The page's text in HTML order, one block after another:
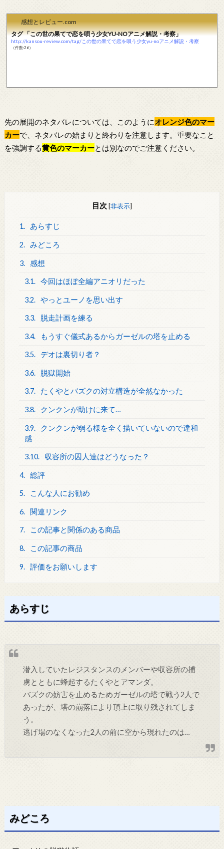
感想とレビュー.com
タグ 「この世の果てで恋を唄う少女YU-NOアニメ解説・考察」
http://kansou-review.com/tag/この世の果てで恋を唄う少女yu-noアニメ解説・考察
（件数:26）
先の展開のネタバレについては、このようにオレンジ色のマー
カーで、ネタバレの始まりと終わりを注意します。重要なこと
を強調する黄色のマーカーとは別なのでご注意ください。
目次 [非表示]
1. あらすじ
2. みどころ
3. 感想
3.1. 今回はほぼ全編アニオリだった
3.2. やっとユーノを思い出す
3.3. 脱走計画を練る
3.4. もうすぐ儀式あるからガーゼルの塔を止める
3.5. デオは裏切り者？
3.6. 脱獄開始
3.7. たくやとバズクの対立構造が全然なかった
3.8. クンクンが助けに来て…
3.9.
クンクンが弱る様を全く描いていないので違和
感
3.10. 収容所の囚人達はどうなった？
4. 総評
5. こんな人にお勧め
6. 関連リンク
7. この記事と関係のある商品
8. この記事の商品
9. 評価をお願いします
あらすじ
潜入していたレジスタンスのメンバーや収容所の捕
虜とともに蜂起するたくやとアマンダ。
バズクの妨害を止めるためガーゼルの塔で戦う2人で
あったが、塔の崩落により頂上に取り残されてしま
う。
逃げ場のなくなった2人の前に空から現れたのは…
みどころ